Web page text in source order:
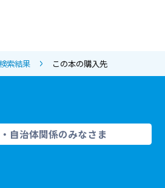
検索結果 この本の購入先
自治体関係のみなさま